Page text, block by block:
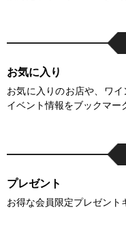
お気に入り
お気に入りのお店や、ワ
イベント情報をブックマー
プレゼント
お得な会員限定プレゼント